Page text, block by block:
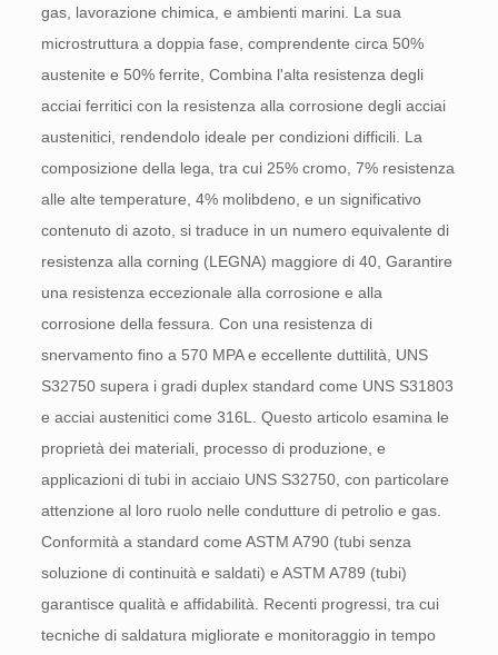
gas, lavorazione chimica, e ambienti marini. La sua
microstruttura a doppia fase, comprendente circa 50%
austenite e 50% ferrite, Combina l'alta resistenza degli
acciai ferritici con la resistenza alla corrosione degli acciai
austenitici, rendendolo ideale per condizioni difficili. La
composizione della lega, tra cui 25% cromo, 7% resistenza
alle alte temperature, 4% molibdeno, e un significativo
contenuto di azoto, si traduce in un numero equivalente di
resistenza alla corning (LEGNA) maggiore di 40, Garantire
una resistenza eccezionale alla corrosione e alla
corrosione della fessura. Con una resistenza di
snervamento fino a 570 MPA e eccellente duttilità, UNS
S32750 supera i gradi duplex standard come UNS S31803
e acciai austenitici come 316L. Questo articolo esamina le
proprietà dei materiali, processo di produzione, e
applicazioni di tubi in acciaio UNS S32750, con particolare
attenzione al loro ruolo nelle condutture di petrolio e gas.
Conformità a standard come ASTM A790 (tubi senza
soluzione di continuità e saldati) e ASTM A789 (tubi)
garantisce qualità e affidabilità. Recenti progressi, tra cui
tecniche di saldatura migliorate e monitoraggio in tempo